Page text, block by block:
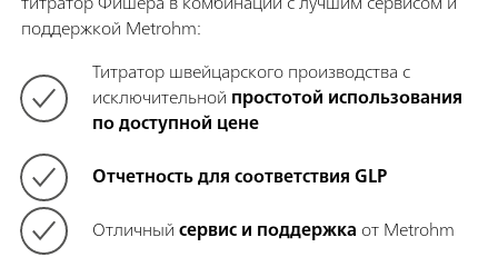
поддержкой Metrohm:
Титратор швейцарского производства с
исключительной простотой использования
по доступной цене
Отчетность для соответствия GLP
Отличныйсервис и поддержка от Metrohm